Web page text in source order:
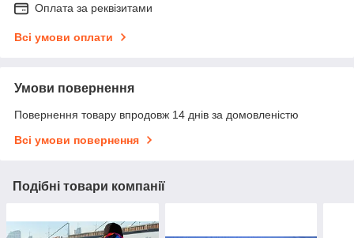
Оплата за реквізитами
Всі умови оплати
Умови повернення
Повернення товару впродовж 14 днів за домовленістю
Всі умови повернення
Подібні товари компанії